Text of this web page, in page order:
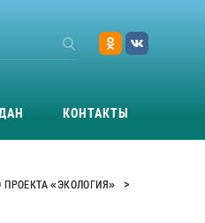
КОНТАКТЫ
«ЭКОЛОГИЯ» >